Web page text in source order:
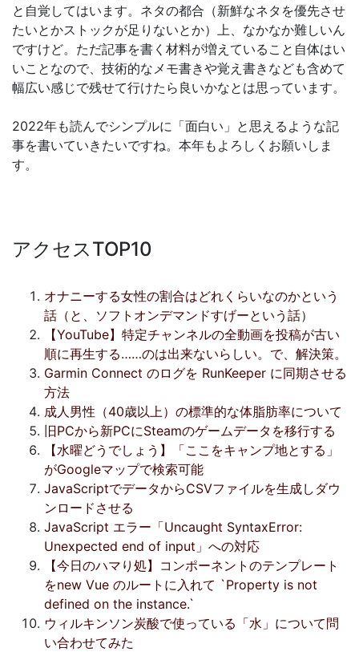
と自覚してはいます。ネタの都合（新鮮なネタを優先させ
たいとかストックが足りないとか）上、なかなか難しいん
ですけど。ただ記事を書く材料が増えていること自体はい
いことなので、技術的なメモ書きや覚え書きなども含めて
幅広い感じで残せて行けたら良いかなとは思っています。
2022年も読んでシンプルに「面白い」と思えるような記
事を書いていきたいですね。本年もよろしくお願いしま
す。
アクセスTOP10
オナニーする女性の割合はどれくらいなのかという
話（と、ソフトオンデマンドすげーという話）
【YouTube】特定チャンネルの全動画を投稿が古い
順に再生する……のは出来ないらしい。で、解決策。
Garmin Connect のログを RunKeeper に同期させる
方法
成人男性（40歳以上）の標準的な体脂肪率について
旧PCから新PCにSteamのゲームデータを移行する
【水曜どうでしょう】「ここをキャンプ地とする」
がGoogleマップで検索可能
JavaScriptでデータからCSVファイルを生成しダウ
ンロードさせる
JavaScript エラー「Uncaught SyntaxError:
Unexpected end of input」への対応
【今日のハマり処】コンポーネントのテンプレート
をnew Vue のルートに入れて `Property is not
defined on the instance.`
ウィルキンソン炭酸で使っている「水」について問
い合わせてみた